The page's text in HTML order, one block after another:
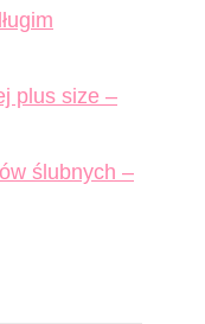
plus size –
ślubnych –